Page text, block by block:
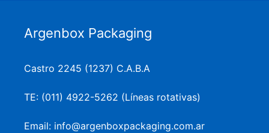
Argenbox Packaging
Castro 2245 (1237) C.A.B.A
TE: (011) 4922-5262 (Líneas rotativas)
Email: info@argenboxpackaging.com.ar